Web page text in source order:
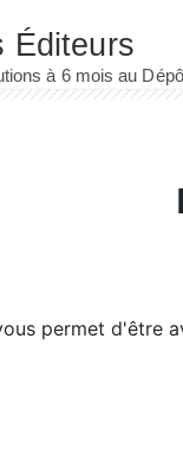
permet d'être